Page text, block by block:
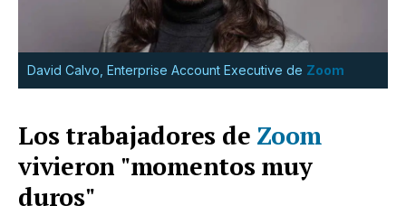
David Calvo, Enterprise Account Executive de Zoom
Los trabajadores de Zoom
vivieron "momentos muy
duros"